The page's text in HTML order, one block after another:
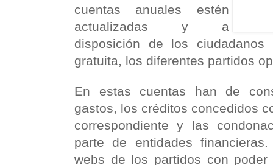
cuentas anuales estén
actualizadas y a
disposición de los
gratuita, los diferentes partidos
En estas cuentas han de
gastos, los créditos concedidos
correspondiente y las
parte de entidades
webs de los partidos con